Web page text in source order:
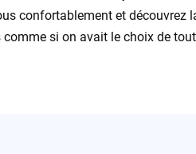
confortablement et découvrez
comme si on avait le choix de